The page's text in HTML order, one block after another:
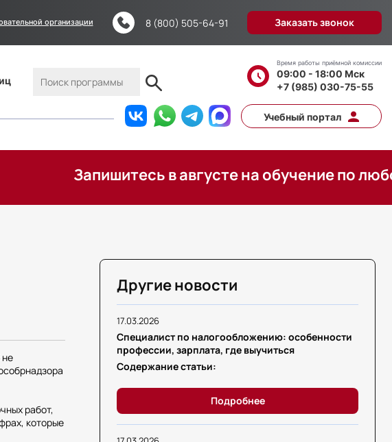
организации 8 (800) 505-64-91 Заказать звонок
Время работы приёмной комиссии
09:00 - 18:00 Мск
+7 (985) 030-75-55
Учебный портал
Запишитесь в августе на обучение по любой
работ,
которые
Другие новости
17.03.2026
Специалист по налогообложению: особенности
профессии, зарплата, где выучиться
Содержание статьи:
Подробнее